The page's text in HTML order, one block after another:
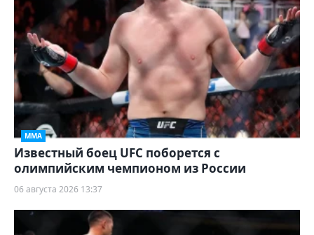
ММА
Известный боец UFC поборется с
олимпийским чемпионом из России
06 августа 2026 13:37